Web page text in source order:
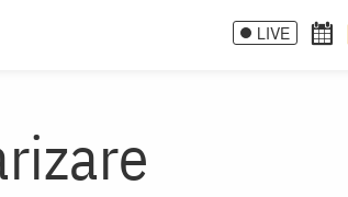
LIVE